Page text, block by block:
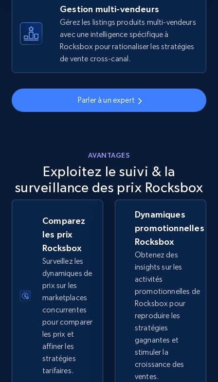
5.6K+ 875+ Commencer
URL, Final price, Sku, Currency, Gtin,
875+
URL, Title, Available, Description, Currency, Initial
price, Final price, Discount percent, and more.
5.4K+ Commencer
TikTok Shop - category
URL, Title, Available, Description, Currency, Initial
price, Final price, Discount percent, and more.
5.4K+ Commencer
Gestion multi-vendeurs
Gérez les listings produits multi-vendeurs
avec une intelligence spécifique à
Rocksbox pour rationaliser les stratégies
de vente cross-canal.
Parler à un expert
AVANTAGES
Exploitez le suivi & la
surveillance des prix Rocksbox
Comparez
les prix
Rocksbox
Surveillez les
dynamiques de
prix sur les
marketplaces
concurrentes
pour comparer
les prix et
affiner les
stratégies
tarifaires.
Dynamiques
promotionnelles
Rocksbox
Obtenez des
insights sur les
activités
promotionnelles de
Rocksbox pour
reproduire les
stratégies
gagnantes et
stimuler la
croissance des
ventes.